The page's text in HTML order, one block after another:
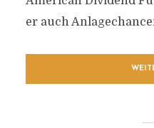
er auch